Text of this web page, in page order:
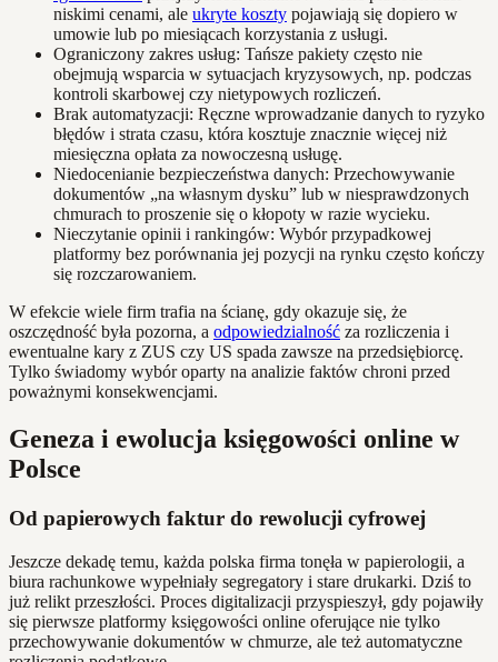
niskimi cenami, ale ukryte koszty pojawiają się dopiero w
umowie lub po miesiącach korzystania z usługi.
Ograniczony zakres usług: Tańsze pakiety często nie
obejmują wsparcia w sytuacjach kryzysowych, np. podczas
kontroli skarbowej czy nietypowych rozliczeń.
Brak automatyzacji: Ręczne wprowadzanie danych to ryzyko
błędów i strata czasu, która kosztuje znacznie więcej niż
miesięczna opłata za nowoczesną usługę.
Niedocenianie bezpieczeństwa danych: Przechowywanie
dokumentów „na własnym dysku” lub w niesprawdzonych
chmurach to proszenie się o kłopoty w razie wycieku.
Nieczytanie opinii i rankingów: Wybór przypadkowej
platformy bez porównania jej pozycji na rynku często kończy
się rozczarowaniem.
W efekcie wiele firm trafia na ścianę, gdy okazuje się, że
oszczędność była pozorna, a odpowiedzialność za rozliczenia i
ewentualne kary z ZUS czy US spada zawsze na przedsiębiorcę.
Tylko świadomy wybór oparty na analizie faktów chroni przed
poważnymi konsekwencjami.
Geneza i ewolucja księgowości online w
Polsce
Od papierowych faktur do rewolucji cyfrowej
Jeszcze dekadę temu, każda polska firma tonęła w papierologii, a
biura rachunkowe wypełniały segregatory i stare drukarki. Dziś to
już relikt przeszłości. Proces digitalizacji przyspieszył, gdy pojawiły
się pierwsze platformy księgowości online oferujące nie tylko
przechowywanie dokumentów w chmurze, ale też automatyczne